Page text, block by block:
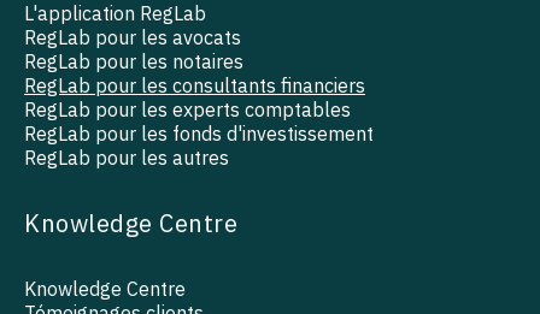
L'application RegLab
RegLab pour les avocats
RegLab pour les notaires
RegLab pour les consultants financiers
RegLab pour les experts comptables
RegLab pour les fonds d'investissement
RegLab pour les autres
Knowledge Centre
Knowledge Centre